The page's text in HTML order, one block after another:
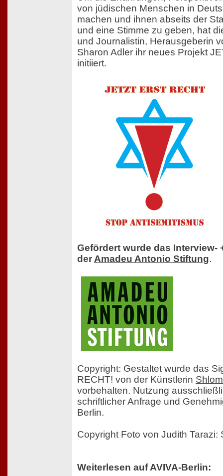
von jüdischen Menschen in
machen und ihnen abseits der
und eine Stimme zu geben, hat
und Journalistin, Herausgeberin
Sharon Adler ihr neues Projekt
initiiert.
Gefördert wurde das Interview-
derAmadeu Antonio Stiftung.
Copyright: Gestaltet wurde das
RECHT! von der Künstlerin
vorbehalten. Nutzung
schriftlicher Anfrage und
Berlin.
Copyright Foto von Judith Tarazi:
Weiterlesen auf AVIVA-Berlin: